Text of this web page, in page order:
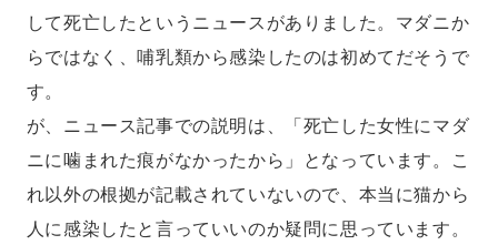
して死亡したというニュースがありました。マダニか
らではなく、哺乳類から感染したのは初めてだそうで
す。
が、ニュース記事での説明は、「死亡した女性にマダ
ニに噛まれた痕がなかったから」となっています。こ
れ以外の根拠が記載されていないので、本当に猫から
人に感染したと言っていいのか疑問に思っています。